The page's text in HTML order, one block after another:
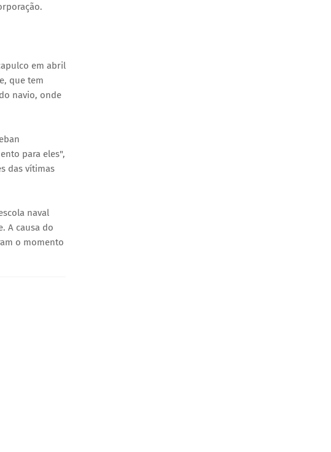
em abril
que tem
navio, onde
para eles",
das vítimas
naval
A causa do
o momento